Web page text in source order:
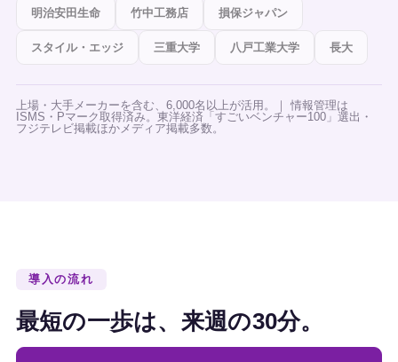
明治安田生命 竹中工務店 損保ジャパン
スタイル・エッジ 三重大学 八戸工業大学 長大
上場・大手メーカーを含む、6,000名以上が活用。｜ 情報管理は
ISMS・Pマーク取得済み。東洋経済「すごいベンチャー100」選出・
フジテレビ掲載ほかメディア掲載多数。
導入の流れ
最短の一歩は、来週の30分。